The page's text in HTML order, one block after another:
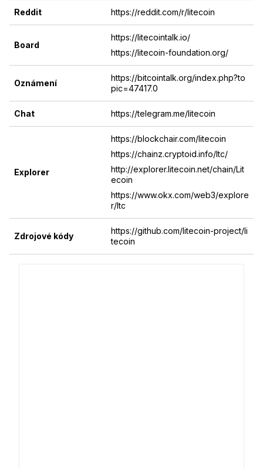
Reddit https://reddit.com/r/litecoin
Board
https://litecointalk.io/
https://litecoin-foundation.org/
Oznámení
https://bitcointalk.org/index.php?to
pic=47417.0
Chat https://telegram.me/litecoin
Explorer
https://blockchair.com/litecoin
https://chainz.cryptoid.info/ltc/
http://explorer.litecoin.net/chain/Lit
ecoin
https://www.okx.com/web3/explore
r/ltc
Zdrojové kódy
https://github.com/litecoin-project/li
tecoin